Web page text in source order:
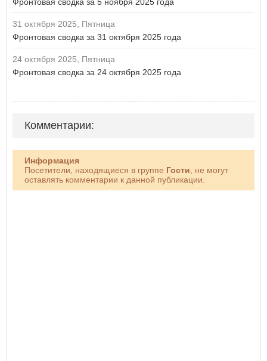
31 октября 2025, Пятница
Фронтовая сводка за 31 октября 2025 года
24 октября 2025, Пятница
Фронтовая сводка за 24 октября 2025 года
Комментарии:
Информация
Посетители, находящиеся в группе Гости , не могут
оставлять комментарии к данной публикации.